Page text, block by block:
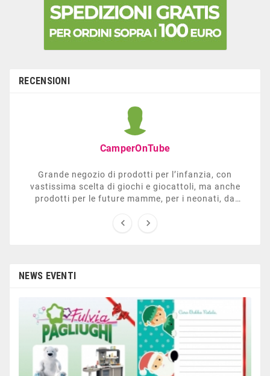
RECENSIONI
CamperOnTube
Grande negozio di prodotti per l’infanzia, con
vastissima scelta di giochi e giocattoli, ma anche
prodotti per le future mamme, per i neonati, da
sezione dedicata all’arredo giardino, giochi all’aperto,
 
NEWS EVENTI